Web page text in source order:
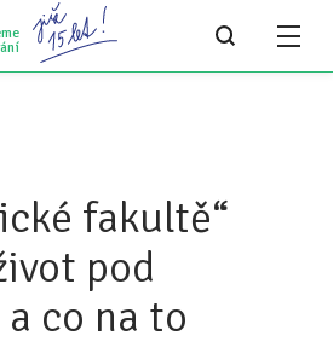
systému
fakultě“
pod
co na to